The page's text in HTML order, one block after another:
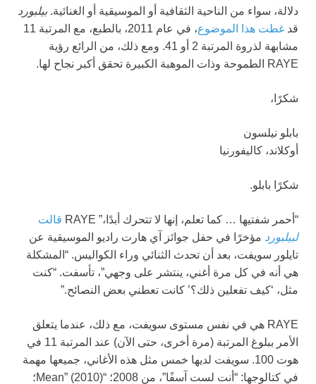
دلالة، سواء من الناحية الثقافية أو الموسيقية أو الغنائية. بيلبورد
قد غطت هذا الموضوع
، في عام 2011، بالطبع، مع المرتبة 11
مشابهة لذروة المرتبة 2 أو 41. ومع ذلك، من الرائع رؤية
RAYE الطموحة وذات الموهبة الكبيرة تحقق أكبر نجاح لها.
شكرًا،
بابلو نيلسون
أوكلاند، كاليفورنيا
شكرًا بابلو.
“أحمر شفتيها … كما تعلم، إنها لا تتحرك أبدًا،” RAYE
قالت
لبيلبورد مؤخرًا في حفل جوائز آي هارت راديو الموسيقية عن
تايلور سويفت، بعد أن تحدث الثنائي وراء الكواليس. “المشكلة
هي أنه في كل مرة أغني، ينتشر على وجهي”، تأسفت. “كنت
مثل، ‘كيف تفعلين ذلك؟’ كانت تعطني بعض النصائح.”
RAYE هي في نفس مستوى سويفت، مع ذلك، عندما يتعلق
الأمر ببلوغ المرتبة (مرة أخرى، حتى الآن) عند المرتبة 11 في
هوت 100. سويفت لديها خمس مثل هذه الأغاني، جميعها مهمة
في كتالوجها: “أنت لست آسفًا”، من 2008؛ “Mean” (2010)؛